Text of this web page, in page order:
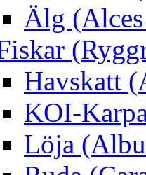
Älg (Alces
Havskatt
KOI-
Löja